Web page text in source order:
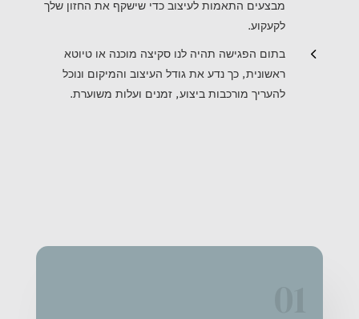
מבצעים התאמות לעיצוב כדי שישקף את החזון שלך
לקעקוע.
4
בתום הפגישה תהיה לנו סקיצה מוכנה או טיוטא
ראשונית, כך נדע את גודל העיצוב והמיקום ונוכל
להעריך מורכבות ביצוע, זמנים ועלות משוערת.